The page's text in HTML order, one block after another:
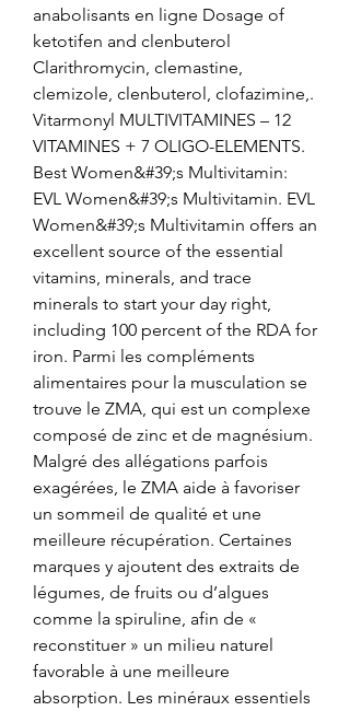
anabolisants en ligne Dosage of
ketotifen and clenbuterol
Clarithromycin, clemastine,
clemizole, clenbuterol, clofazimine,.
Vitarmonyl MULTIVITAMINES – 12
VITAMINES + 7 OLIGO-ELEMENTS.
Best Women&#39;s Multivitamin:
EVL Women&#39;s Multivitamin. EVL
Women&#39;s Multivitamin offers an
excellent source of the essential
vitamins, minerals, and trace
minerals to start your day right,
including 100 percent of the RDA for
iron. Parmi les compléments
alimentaires pour la musculation se
trouve le ZMA, qui est un complexe
composé de zinc et de magnésium.
Malgré des allégations parfois
exagérées, le ZMA aide à favoriser
un sommeil de qualité et une
meilleure récupération. Certaines
marques y ajoutent des extraits de
légumes, de fruits ou d’algues
comme la spiruline, afin de «
reconstituer » un milieu naturel
favorable à une meilleure
absorption. Les minéraux essentiels